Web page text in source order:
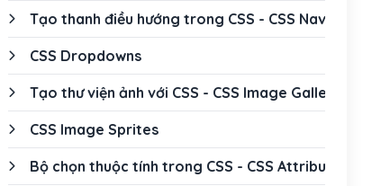
Tạo thanh điều hướng trong CSS - CSS Navigation
CSS Dropdowns
Tạo thư viện ảnh với CSS - CSS Image Gallery
CSS Image Sprites
Bộ chọn thuộc tính trong CSS - CSS Attribute